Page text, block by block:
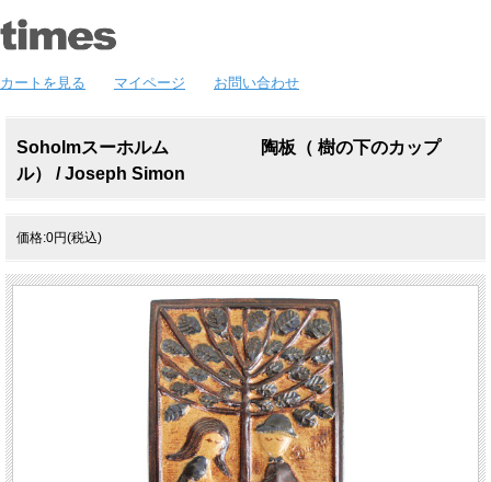
カートを見る マイページ お問い合わせ
Soholmスーホルム 陶板（ 樹の下のカップ
ル） / Joseph Simon
価格:0円(税込)